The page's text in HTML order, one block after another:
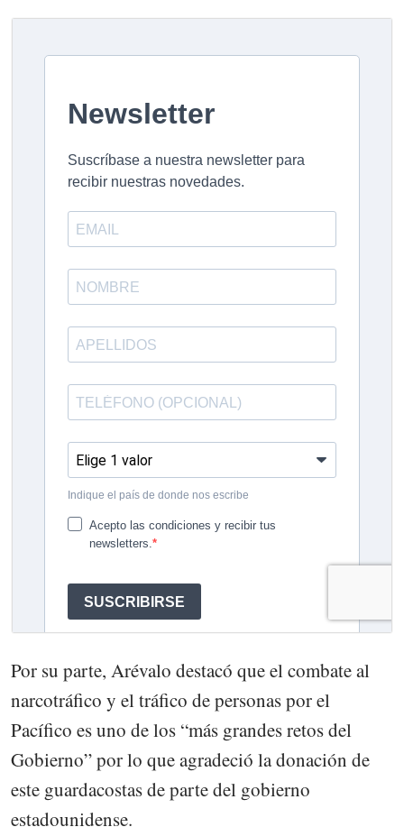
Por su parte, Arévalo destacó que el combate al
narcotráfico y el tráfico de personas por el
Pacífico es uno de los “más grandes retos del
Gobierno” por lo que agradeció la donación de
este guardacostas de parte del gobierno
estadounidense.